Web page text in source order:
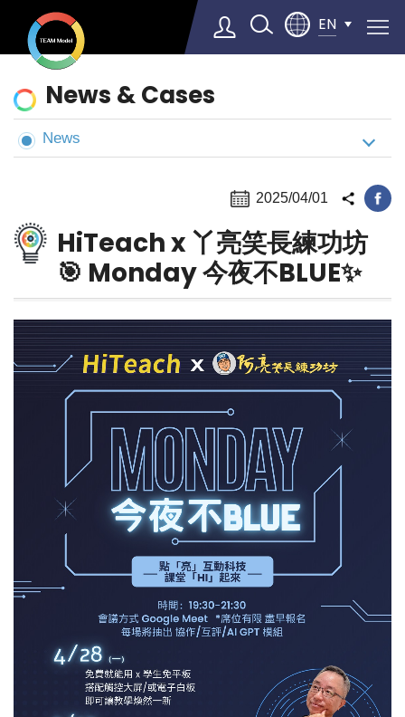
EN
▼
News
&
Cases
News & Cases
News
2025/04/01
HiTeach x 丫亮笑長練功坊
🎯 Monday 今夜不BLUE✨